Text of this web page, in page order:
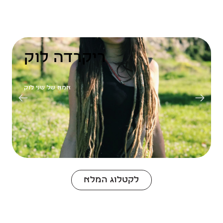
ריקרדה לוק
אמא של שני לוק
לקטלוג המלא